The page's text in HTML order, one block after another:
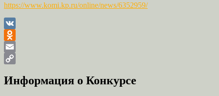
https://www.komi.kp.ru/online/news/6352959/
VK
Odnoklassniki
Email
Link
Информация о Конкурсе